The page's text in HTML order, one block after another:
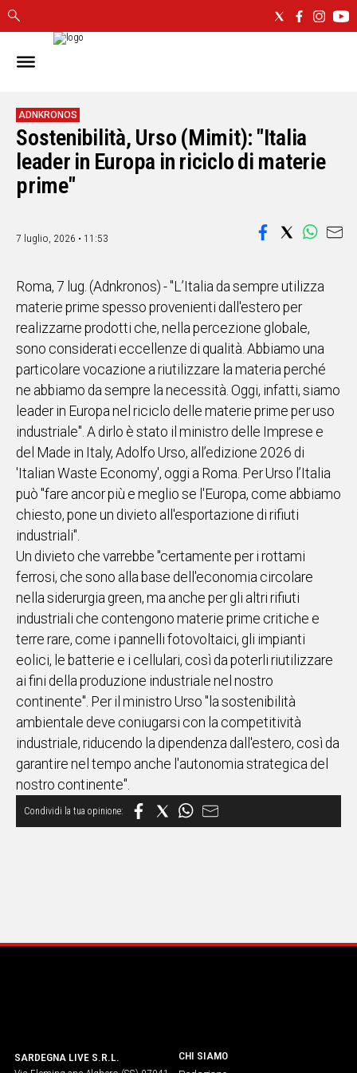
IN
CAGLIARI
SASSARI
NUORO
ORISTANO
SULCIS
OGLIASTRA
ALTRE
NOTIZIE
POLITICA
IN
ITALIA
NEL
MONDO
SPORT
EVENTI
STORIE
VIDEO
UNISCITI
AL CANALE
WHATSAPP
Social
ADNKRONOS
Sostenibilità, Urso (Mimit): "Italia
leader in Europa in riciclo di materie
prime"
7 luglio, 2026 • 11:53
Roma, 7 lug. (Adnkronos) - "L’Italia da sempre utilizza
materie prime spesso provenienti dall'estero per
realizzarne prodotti che, nella percezione globale,
sono considerati eccellenze di qualità. Abbiamo una
particolare vocazione a riutilizzare la materia perché
ne abbiamo da sempre la necessità. Oggi, infatti, siamo
leader in Europa nel riciclo delle materie prime per uso
industriale". A dirlo è stato il ministro delle Imprese e
del Made in Italy, Adolfo Urso, all’edizione 2026 di
'Italian Waste Economy', oggi a Roma. Per Urso l’Italia
può "fare ancor più e meglio se l'Europa, come abbiamo
chiesto, pone un divieto all'esportazione di rifiuti
industriali".
Un divieto che varrebbe "certamente per i rottami
ferrosi, che sono alla base dell'economia circolare
nella siderurgia green, ma anche per gli altri rifiuti
industriali che contengono materie prime critiche e
terre rare, come i pannelli fotovoltaici, gli impianti
eolici, le batterie e i cellulari, così da poterli riutilizzare
ai fini della produzione industriale nel nostro
continente". Per il ministro Urso "la sostenibilità
ambientale deve coniugarsi con la competitività
industriale, riducendo la dipendenza dall'estero, così da
garantire nel tempo anche l'autonomia strategica del
nostro continente".
SARDEGNA LIVE S.R.L.
CHI SIAMO